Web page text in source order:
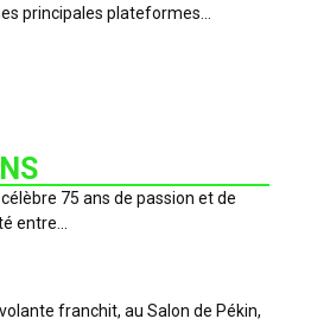
principales plateformes...
75 ans de passion et de
entre...
franchit, au Salon de Pékin,